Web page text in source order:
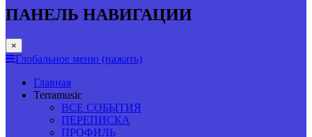
ПАНЕЛЬ НАВИГАЦИИ
×
Глобальное меню (нажать)
Главная
Terramusic
ВСЕ СОБЫТИЯ
ПЕРЕПИСКА
ПРОФИЛЬ